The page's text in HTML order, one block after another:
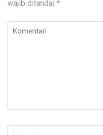
wajib ditandai *
Komentari